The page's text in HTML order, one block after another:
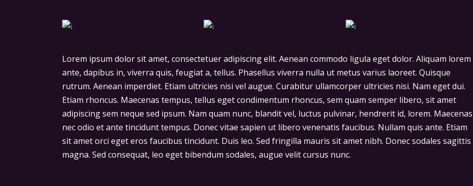
Lorem ipsum dolor sit amet, consectetuer adipiscing elit. Aenean commodo ligula eget dolor. Aliquam lorem
ante, dapibus in, viverra quis, feugiat a, tellus. Phasellus viverra nulla ut metus varius laoreet. Quisque
rutrum. Aenean imperdiet. Etiam ultricies nisi vel augue. Curabitur ullamcorper ultricies nisi. Nam eget dui.
Etiam rhoncus. Maecenas tempus, tellus eget condimentum rhoncus, sem quam semper libero, sit amet
adipiscing sem neque sed ipsum. Nam quam nunc, blandit vel, luctus pulvinar, hendrerit id, lorem. Maecenas
nec odio et ante tincidunt tempus. Donec vitae sapien ut libero venenatis faucibus. Nullam quis ante. Etiam
sit amet orci eget eros faucibus tincidunt. Duis leo. Sed fringilla mauris sit amet nibh. Donec sodales sagittis
magna. Sed consequat, leo eget bibendum sodales, augue velit cursus nunc.